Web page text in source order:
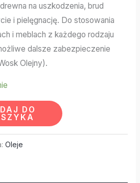
na uszkodzenia, brud
i pielęgnację. Do stosowania
i meblach z każdego rodzaju
dalsze zabezpieczenie
Olejny).
DO
Oleje